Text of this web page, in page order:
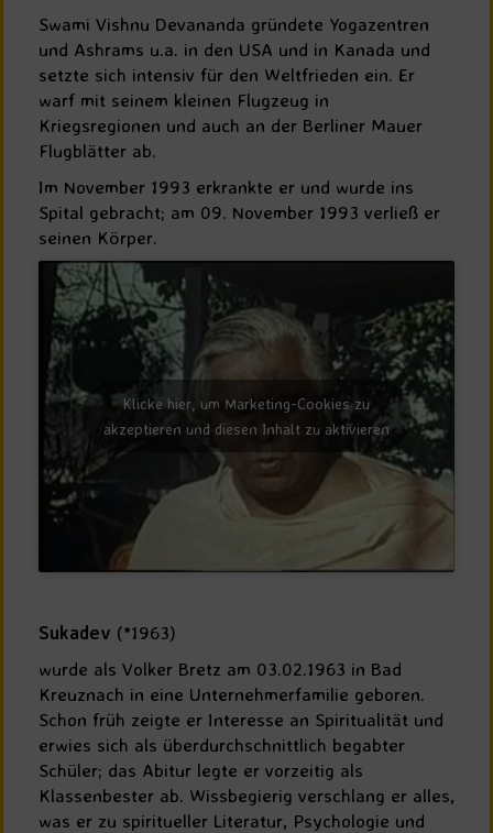
Swami Vishnu Devananda gründete Yogazentren
und Ashrams u.a. in den USA und in Kanada und
setzte sich intensiv für den Weltfrieden ein. Er
warf mit seinem kleinen Flugzeug in
Kriegsregionen und auch an der Berliner Mauer
Flugblätter ab.
Im November 1993 erkrankte er und wurde ins
Spital gebracht; am 09. November 1993 verließ er
seinen Körper.
Klicke hier, um Marketing-Cookies zu
akzeptieren und diesen Inhalt zu aktivieren
Sukadev (*1963)
wurde als Volker Bretz am 03.02.1963 in Bad
Kreuznach in eine Unternehmerfamilie geboren.
Schon früh zeigte er Interesse an Spiritualität und
erwies sich als überdurchschnittlich begabter
Schüler; das Abitur legte er vorzeitig als
Klassenbester ab. Wissbegierig verschlang er alles,
was er zu spiritueller Literatur, Psychologie und